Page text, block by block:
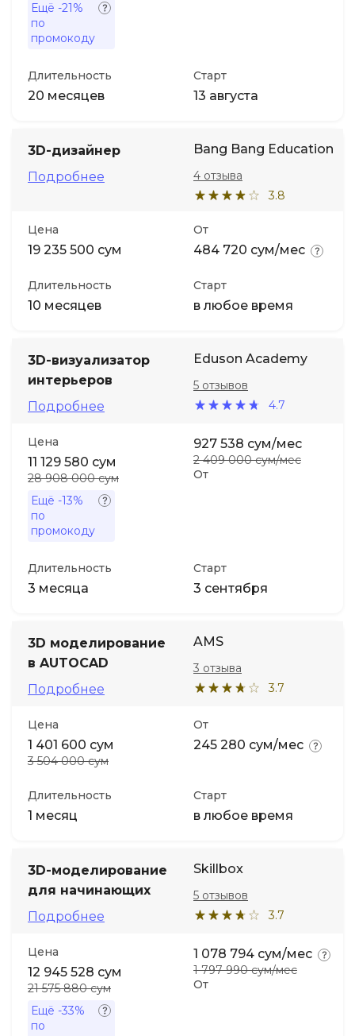
Ещё -21%
по
промокоду
Длительность
20 месяцев
Старт
13 августа
3D-дизайнер
Подробнее
Bang Bang Education
3.8
4 отзыва
Цена
19 235 500 сум
От
484 720 сум/мес
Длительность
10 месяцев
Старт
в любое время
3D-визуализатор
интерьеров
Подробнее
Eduson Academy
4.7
5 отзывов
Цена
11 129 580 сум
28 908 000 сум
Ещё -13%
по
промокоду
От
927 538 сум/мес
2 409 000 сум/мес
Длительность
3 месяца
Старт
3 сентября
3D моделирование
в AUTOCAD
Подробнее
AMS
3.7
3 отзыва
Цена
1 401 600 сум
3 504 000 сум
От
245 280 сум/мес
Длительность
1 месяц
Старт
в любое время
3D-моделирование
для начинающих
Подробнее
Skillbox
3.7
5 отзывов
Цена
12 945 528 сум
21 575 880 сум
Ещё -33%
по
От
1 078 794 сум/мес
1 797 990 сум/мес